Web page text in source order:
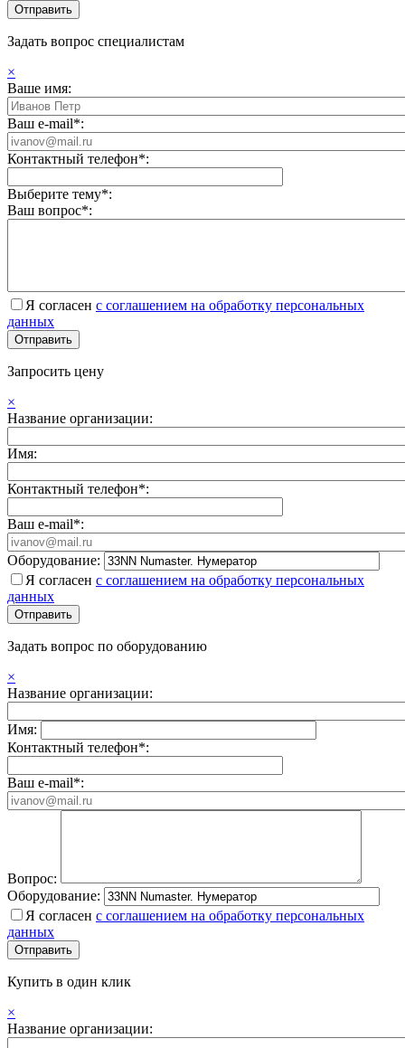
Задать вопрос специалистам
×
Ваше имя:
Ваш e-mail*:
Контактный телефон*:
Выберите тему*:
Ваш вопрос*:
Я согласен с соглашением на обработку персональных
данных
Запросить цену
×
Название организации:
Имя:
Контактный телефон*:
Ваш e-mail*:
Оборудование:
Я согласен с соглашением на обработку персональных
данных
Задать вопрос по оборудованию
×
Название организации:
Имя:
Контактный телефон*:
Ваш e-mail*:
Вопрос:
Оборудование:
Я согласен с соглашением на обработку персональных
данных
Купить в один клик
×
Название организации: